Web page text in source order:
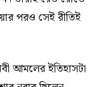
পরও সেই রীতিই
আমলের ইতিহাসটা